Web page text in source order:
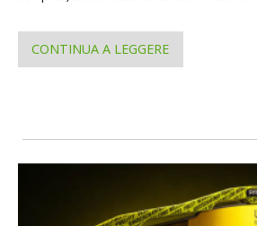
CONTINUA A LEGGERE